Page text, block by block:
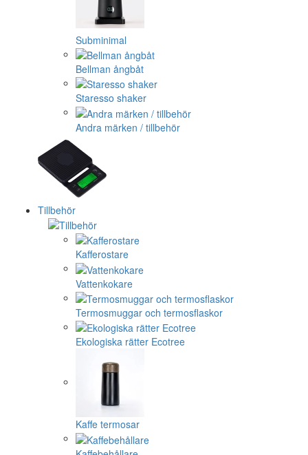
Subminimal
Bellman ångbåt
Staresso shaker
Andra märken / tillbehör
Tillbehör
Kafferostare
Vattenkokare
Termosmuggar och termosflaskor
Ekologiska rätter Ecotree
Kaffe termosar